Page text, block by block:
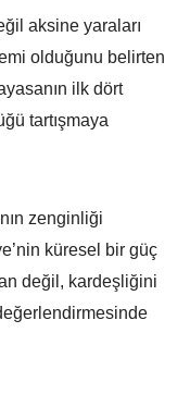
aksine yaraları
olduğunu belirten
ilk dört
tartışmaya
zenginliği
küresel bir güç
değil, kardeşliğini